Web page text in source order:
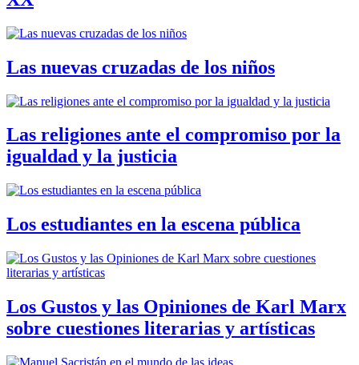
Las nuevas cruzadas de los niños
Las religiones ante el compromiso por la
igualdad y la justicia
Los estudiantes en la escena pública
Los Gustos y las Opiniones de Karl Marx
sobre cuestiones literarias y artísticas